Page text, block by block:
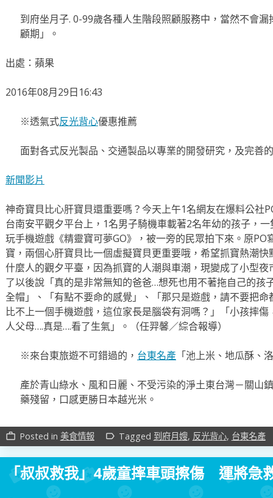
到府坐月子. 0-99歲各種人生階段照顧服務中，當然不會
顧期」。
出處：蘋果
2016年08月29日16:43
※透氣式反光背心優惠推薦
面對各式反光製品、交通製品以專業的開發研究，及完善
新聞影片
神奇寶貝比心肝寶貝還重要嗎？今天上午1名網友在爆料公社
台南安平觀夕平台上，1名男子騎機車載著2名年幼的孩子，
玩手機遊戲《精靈寶可夢GO》，被一旁的民眾拍下來。原
寶，兩個心肝寶貝比一個虛擬寶貝更重要哦，希望抓寶熱潮
什麼人的觀夕平臺，因為抓寶的人潮與車潮，現變成了小型
了以後說「真的是非常無知的爸爸…想死也用不著拖自己的孩
全帽」、「有點不要命的感覺」、「那只是遊戲，請不要把
比不上一個手機遊戲，這位家長是腦袋有洞嗎？」「小孩摔
人父母….真是….看了生氣」。（任羿馨／綜合報導）
※來台東旅遊不可錯過的， 台東名產「池上米、地瓜酥、
產於青山綠水、風和日麗、不受污染的淨土東台灣－關山
藥殘留，口感更勝日本越光米。
work_outline Posted in 美食情報 label_outline Tagged 到府月嫂, 反光背心, 台東名產
「叔叔救我」4歲童摔車頭擦傷 運將急